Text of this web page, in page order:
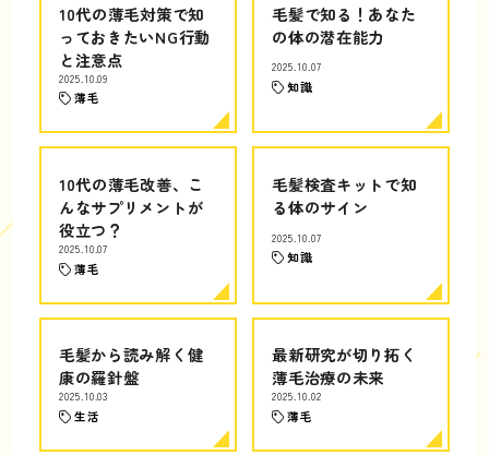
10代の薄毛対策で知
っておきたいNG行動
と注意点
2025.10.09
薄毛
毛髪で知る！あなた
の体の潜在能力
2025.10.07
知識
10代の薄毛改善、こ
んなサプリメントが
役立つ？
2025.10.07
薄毛
毛髪検査キットで知
る体のサイン
2025.10.07
知識
毛髪から読み解く健
康の羅針盤
2025.10.03
生活
最新研究が切り拓く
薄毛治療の未来
2025.10.02
薄毛